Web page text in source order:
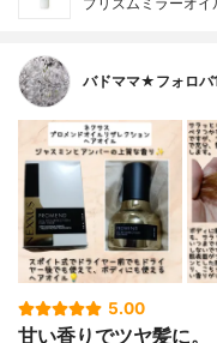
バドママ★フォロ
5.00
甘い香りでツヤ髪に。